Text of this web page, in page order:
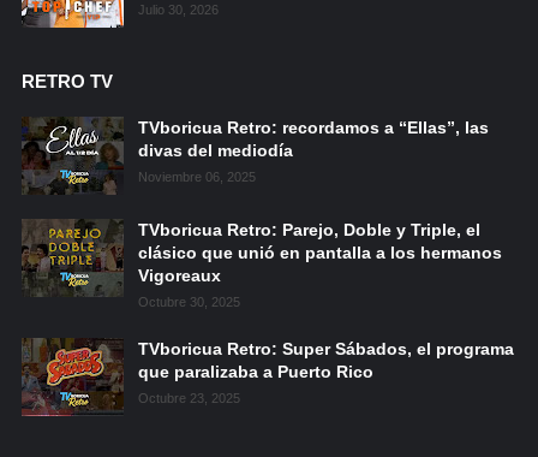
Julio 30, 2026
RETRO TV
TVboricua Retro: recordamos a “Ellas”, las
divas del mediodía
Noviembre 06, 2025
TVboricua Retro: Parejo, Doble y Triple, el
clásico que unió en pantalla a los hermanos
Vigoreaux
Octubre 30, 2025
TVboricua Retro: Super Sábados, el programa
que paralizaba a Puerto Rico
Octubre 23, 2025